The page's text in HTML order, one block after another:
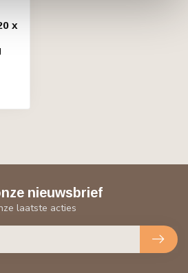
x
nieuwsbrief
laatste acties